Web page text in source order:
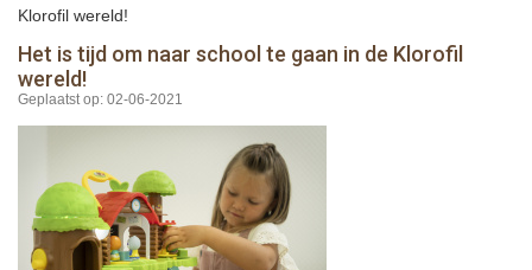
Klorofil wereld!
Het is tijd om naar school te gaan in de Klorofil
wereld!
Geplaatst op: 02-06-2021